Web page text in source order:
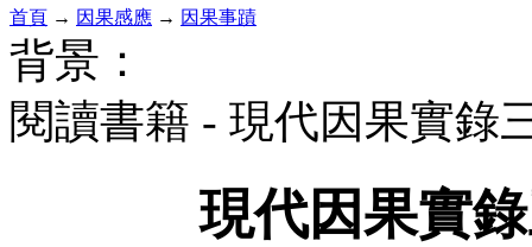
首頁 → 因果感應 → 因果事蹟
背景：
閱讀書籍 - 現代因果實
現代因果實